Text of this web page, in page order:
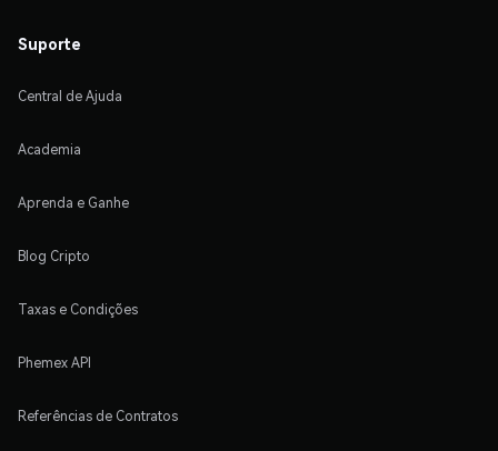
Suporte
Central de Ajuda
Academia
Aprenda e Ganhe
Blog Cripto
Taxas e Condições
Phemex API
Referências de Contratos